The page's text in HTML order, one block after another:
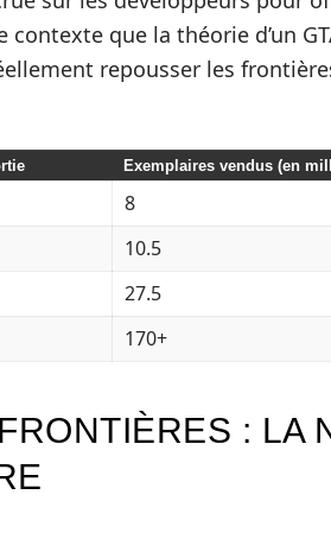
contexte que la théorie d’un
repousser les
Exemplaires vendus (en
8
10.5
27.5
170+
: LA